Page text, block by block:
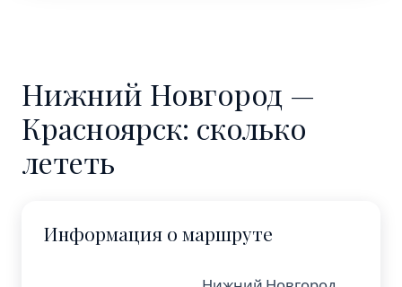
Нижний Новгород —
Красноярск: сколько
лететь
Информация о маршруте